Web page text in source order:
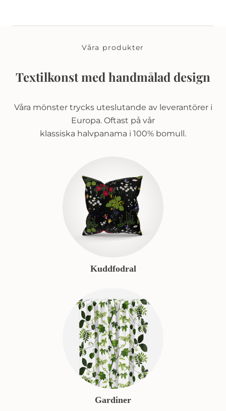
Våra produkter
Textilkonst med handmålad design
Våra mönster trycks uteslutande av leverantörer i
Europa. Oftast på vår
klassiska halvpanama i 100% bomull.
Kuddfodral
Gardiner